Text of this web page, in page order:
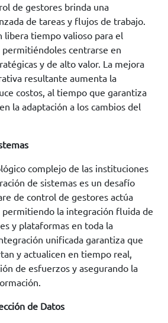
de gestores brinda una
de tareas y flujos de trabajo.
libera tiempo valioso para el
centrarse en
y de alto valor. La mejora
resultante aumenta la
costos, al tiempo que garantiza
la adaptación a los cambios del
complejo de las instituciones
de sistemas es un desafío
de control de gestores actúa
la integración fluida de
y plataformas en toda la
unificada garantiza que
y actualicen en tiempo real,
de esfuerzos y asegurando la
de Datos